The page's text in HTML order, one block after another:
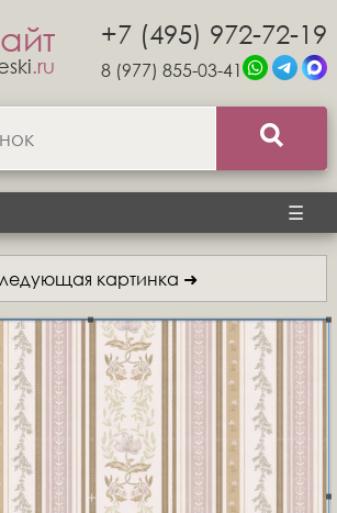
.ru
+7 (495) 972-72-19
8 (977) 855-03-41
☰
картинка ➜